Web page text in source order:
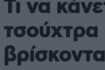
Τι να
τσούχτρα